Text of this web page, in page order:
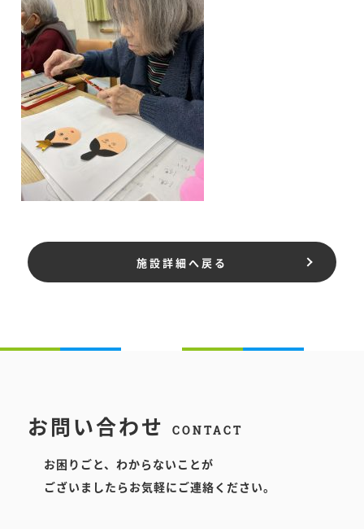
施設詳細へ戻る
お問い合わせ CONTACT
お困りごと、わからないことが
ございましたらお気軽にご連絡ください。